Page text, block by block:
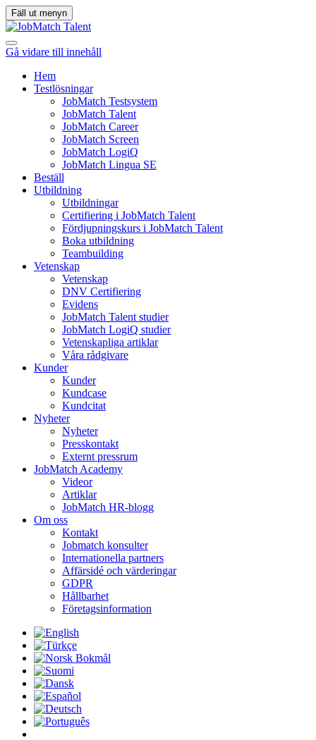
Fäll ut menyn
Gå vidare till innehåll
Hem
Testlösningar
JobMatch Testsystem
JobMatch Talent
JobMatch Career
JobMatch Screen
JobMatch LogiQ
JobMatch Lingua SE
Beställ
Utbildning
Utbildningar
Certifiering i JobMatch Talent
Fördjupningskurs i JobMatch Talent
Boka utbildning
Teambuilding
Vetenskap
Vetenskap
DNV Certifiering
Evidens
JobMatch Talent studier
JobMatch LogiQ studier
Vetenskapliga artiklar
Våra rådgivare
Kunder
Kunder
Kundcase
Kundcitat
Nyheter
Nyheter
Presskontakt
Externt pressrum
JobMatch Academy
Videor
Artiklar
JobMatch HR-blogg
Om oss
Kontakt
Jobmatch konsulter
Internationella partners
Affärsidé och värderingar
GDPR
Hållbarhet
Företagsinformation